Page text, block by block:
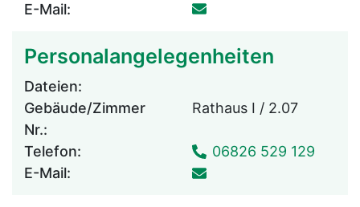
E-Mail:
Personalangelegenheiten
Dateien:
Gebäude/Zimmer
Nr.:
Rathaus I / 2.07
Telefon:
06826 529 129
E-Mail: